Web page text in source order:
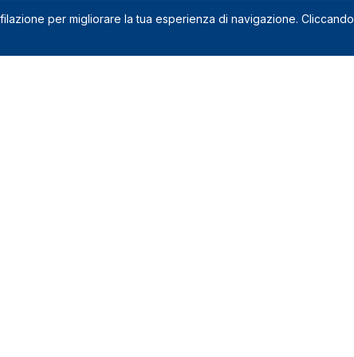
per migliorare la tua esperienza di navigazione. Cliccando